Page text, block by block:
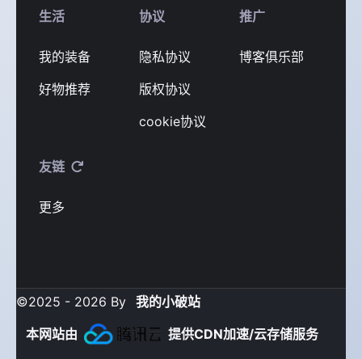
生活
我的装备
好物推荐
协议
隐私协议
版权协议
cookie协议
推广
博客俱乐部
友链
更多
©2025 - 2026 By 我的小破站
本网站由
提供CDN加速/云存储服务